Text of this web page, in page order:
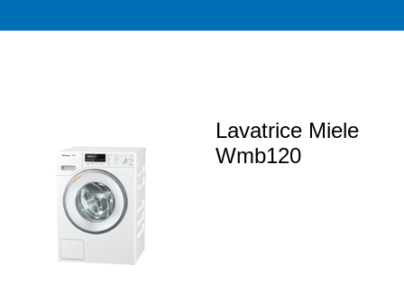
Lavatrice Miele
Wmb120